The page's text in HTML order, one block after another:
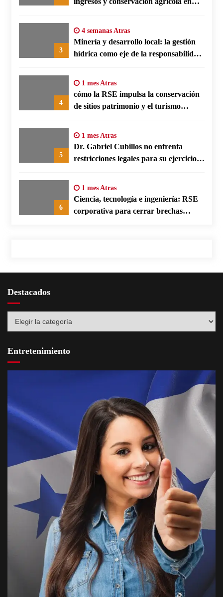
3
4 semanas Atras
Minería y desarrollo local: la gestión
hídrica como eje de la responsabilidad
4
1 mes Atras
cómo la RSE impulsa la conservación
de sitios patrimonio y el turismo
5
1 mes Atras
Dr. Gabriel Cubillos no enfrenta
restricciones legales para su ejercicio,
6
1 mes Atras
Ciencia, tecnología e ingeniería: RSE
corporativa para cerrar brechas
Destacados
Entretenimiento